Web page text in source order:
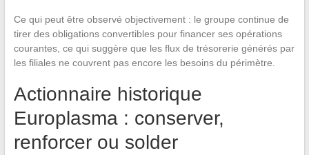
Ce qui peut être observé objectivement : le groupe continue de
tirer des obligations convertibles pour financer ses opérations
courantes, ce qui suggère que les flux de trésorerie générés par
les filiales ne couvrent pas encore les besoins du périmètre.
Actionnaire historique
Europlasma : conserver,
renforcer ou solder